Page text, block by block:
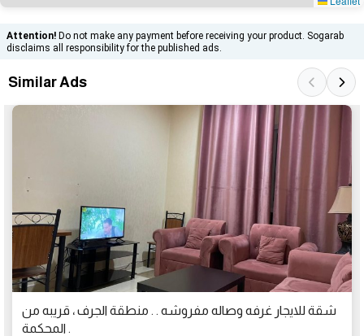
Attention! Do not make any payment before receiving your product. Sogarab
disclaims all responsibility for the published ads.
Similar Ads
شقة للايجار غرفه وصاله مفروشه . . منطقة الجرف ، قريبه من
المحكمة .